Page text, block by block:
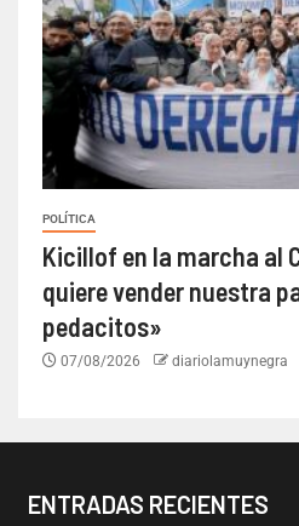
POLÍTICA
Kicillof en la marcha al
quiere vender nuestra
pedacitos»
07/08/2026 diariolamuynegra
ENTRADAS RECIENTES